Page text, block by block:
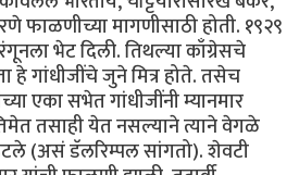
फाळणीच्या मागणीसाठी होती. १९२९
भेट दिली. तिथल्या काँग्रेसचे
हे गांधीजींचे जुने मित्र होते. तसेच
एका सभेत गांधीजींनी म्यानमार
तसाही येत नसल्याने त्याने वेगळे
(असं डॅलरिम्पल सांगतो). शेवटी